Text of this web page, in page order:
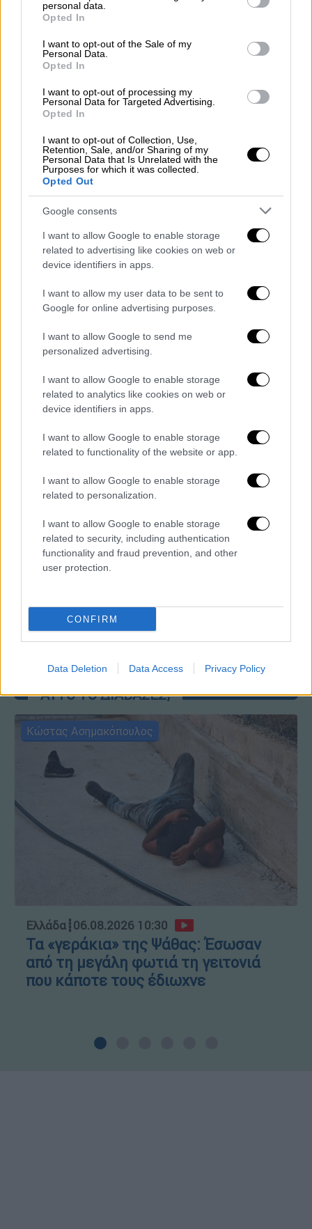
grant or deny consent to Google and its third-party tags to
use your data for below specified purposes in below Google
consent section.
personal data.
Opted In
I want to opt-out of the Sale of my
Personal Data.
Opted In
I want to opt-out of processing my
Personal Data for Targeted Advertising.
Opted In
I want to opt-out of Collection, Use,
Retention, Sale, and/or Sharing of my
Personal Data that Is Unrelated with the
Purposes for which it was collected.
Opted Out
Google consents
I want to allow Google to enable storage
related to advertising like cookies on web or
device identifiers in apps.
I want to allow my user data to be sent to
Google for online advertising purposes.
I want to allow Google to send me
personalized advertising.
I want to allow Google to enable storage
related to analytics like cookies on web or
device identifiers in apps.
I want to allow Google to enable storage
related to functionality of the website or app.
I want to allow Google to enable storage
related to personalization.
I want to allow Google to enable storage
related to security, including authentication
functionality and fraud prevention, and other
user protection.
CONFIRM
Data Deletion Data Access Privacy Policy
POPULAR VIDEOS
Κεντρικό...| 10.08.2026 19:55
Κεντρικό δελτίο ειδήσεων 10/08/2026
Ώρα Ελλάδος...|10.08.2026 12:18
Ώρα Ελλάδος 10/08/2026
ΑΘΛΗΤΙΚΟ ΔΕΛΤΙΟ|10.08.2026 19:43
Αθλητικό δελτίο 10/08/2026
Μεσημεριανό δελτίο ειδήσεων
10/08/2026
Κολομβία: Σημειώθηκε φονικός σεισμός
7,4 ρίχτερ με 20 νεκρούς
ΑΥΤΟ ΤΟ ΔΙΑΒΑΣΕΣ;
Κώστας Ασημακόπουλος
Ελλάδα┋06.08.2026 10:30
Τα «γεράκια» της Ψάθας: Έσωσαν
από τη μεγάλη φωτιά τη γειτονιά
που κάποτε τους έδιωχνε